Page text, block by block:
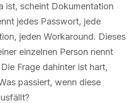
ist, scheint Dokumentation
jedes Passwort, jede
jeden Workaround. Dieses
einzelnen Person nennt
Frage dahinter ist hart,
passiert, wenn diese